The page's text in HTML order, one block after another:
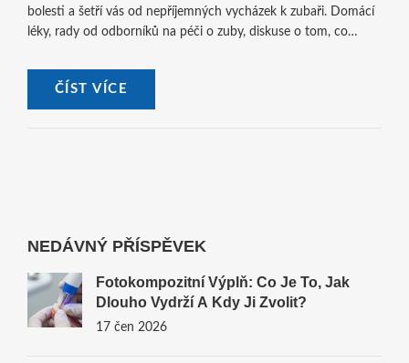
bolesti a šetří vás od nepříjemných vycházek k zubaři. Domácí
léky, rady od odborníků na péči o zuby, diskuse o tom, co
tady. Připojte se ke mně ve snaze najít nejlepší řešení proti
zubní bolesti!
ČÍST VÍCE
NEDÁVNÝ PŘÍSPĚVEK
Fotokompozitní Výplň: Co Je To, Jak
Dlouho Vydrží A Kdy Ji Zvolit?
17 čen 2026